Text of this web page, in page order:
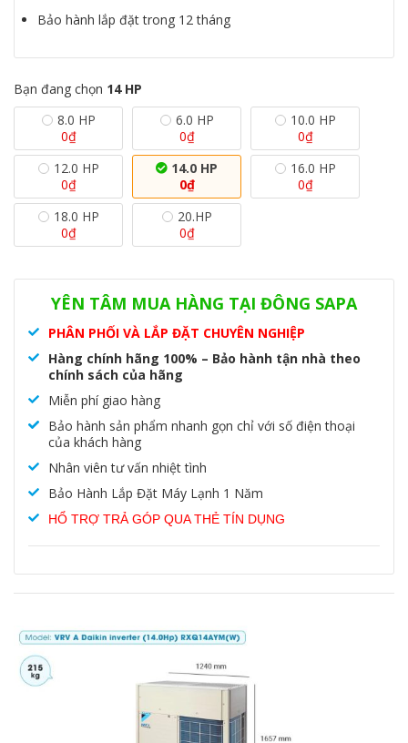
Bảo hành lắp đặt trong 12 tháng
Bạn đang chọn 14 HP
8.0 HP
0₫
6.0 HP
0₫
10.0 HP
0₫
12.0 HP
0₫
14.0 HP
0₫
16.0 HP
0₫
18.0 HP
0₫
20.HP
0₫
Danh mục:Dàn nóng VRV A,Hệ thống VRV Thẻ:14 HP,dàn
nóng VRV, Dàn nóng VRV A , RXQ14AYM , RXQ14AYM(W)
YÊN TÂM MUA HÀNG TẠI ĐÔNG SAPA
PHÂN PHỐI VÀ LẮP ĐẶT CHUYÊN NGHIỆP
Hàng chính hãng 100% – Bảo hành tận nhà theo
chính sách của hãng
Miễn phí giao hàng
Bảo hành sản phẩm nhanh gọn chỉ với số điện thoại
của khách hàng
Nhân viên tư vấn nhiệt tình
Bảo Hành Lắp Đặt Máy Lạnh 1 Năm
HỔ TRỢ TRẢ GÓP QUA THẺ TÍN DỤNG